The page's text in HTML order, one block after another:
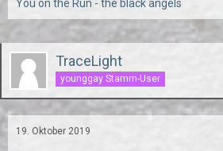
You on the Run - the black angels
TraceLight
younggay Stamm-User
19. Oktober 2019